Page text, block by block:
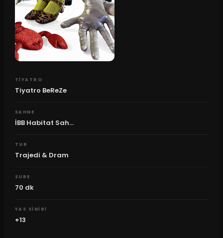
TIYATRO
Tiyatro BeReZe
SAHNE
İBB Habitat Sah...
TUR
Trajedi & Dram
SURE
70 dk
YAS SINIRI
+13